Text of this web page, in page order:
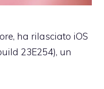
ha rilasciato iOS
23E254), un